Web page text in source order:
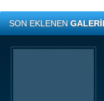
SON EKLENEN